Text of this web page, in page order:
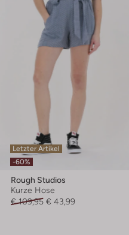
Letzter Artikel
-60%
Rough Studios
Kurze Hose
€ 109,95 € 43,99